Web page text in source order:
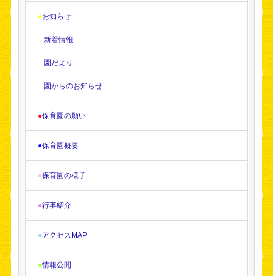
●お知らせ
新着情報
園だより
園からのお知らせ
●保育園の願い
●保育園概要
●保育園の様子
●行事紹介
●アクセスMAP
●情報公開